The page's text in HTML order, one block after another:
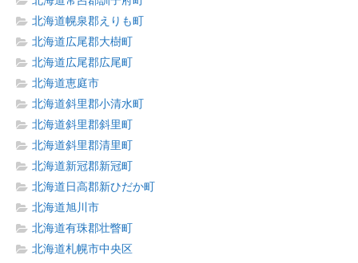
北海道幌泉郡えりも町
北海道広尾郡大樹町
北海道広尾郡広尾町
北海道恵庭市
北海道斜里郡小清水町
北海道斜里郡斜里町
北海道斜里郡清里町
北海道新冠郡新冠町
北海道日高郡新ひだか町
北海道旭川市
北海道有珠郡壮瞥町
北海道札幌市中央区